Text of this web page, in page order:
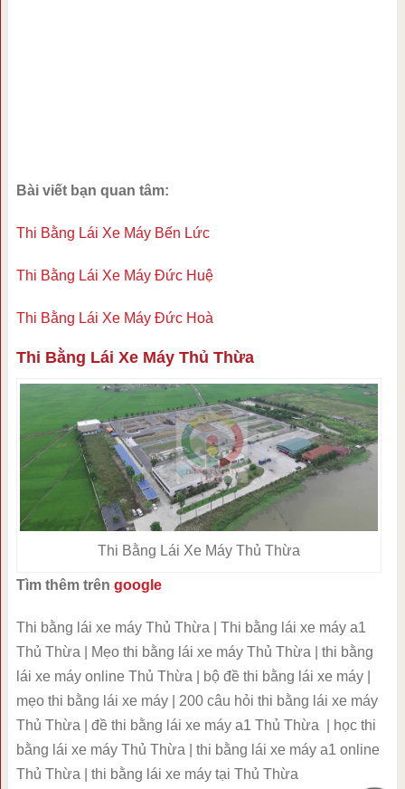
Bài viết bạn quan tâm:
Thi Bằng Lái Xe Máy Bến Lức
Thi Bằng Lái Xe Máy Đức Huệ
Thi Bằng Lái Xe Máy Đức Hoà
Thi Bằng Lái Xe Máy Thủ Thừa
Thi Bằng Lái Xe Máy Thủ Thừa
Tìm thêm trên google
Thi bằng lái xe máy Thủ Thừa | Thi bằng lái xe máy a1
Thủ Thừa | Mẹo thi bằng lái xe máy Thủ Thừa | thi bằng
lái xe máy online Thủ Thừa | bộ đề thi bằng lái xe máy |
mẹo thi bằng lái xe máy | 200 câu hỏi thi bằng lái xe máy
Thủ Thừa | đề thi bằng lái xe máy a1 Thủ Thừa | học thi
bằng lái xe máy Thủ Thừa | thi bằng lái xe máy a1 online
Thủ Thừa | thi bằng lái xe máy tại Thủ Thừa